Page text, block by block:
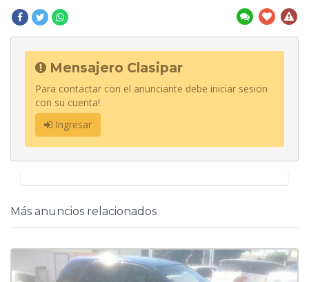
Mensajero Clasipar
Para contactar con el anunciante debe iniciar sesion
con su cuenta!
Ingresar
Más anuncios relacionados